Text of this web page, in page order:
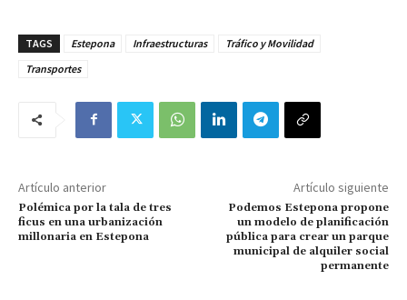
TAGS Estepona Infraestructuras
Tráfico y Movilidad
Transportes
Artículo anterior
Polémica por la tala de tres
ficus en una urbanización
millonaria en Estepona
Artículo siguiente
Podemos Estepona propone
un modelo de planificación
pública para crear un parque
municipal de alquiler social
permanente